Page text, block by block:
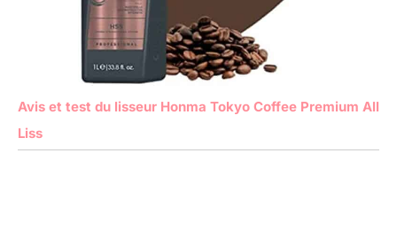
Avis et test du lisseur Honma Tokyo Coffee Premium All
Liss